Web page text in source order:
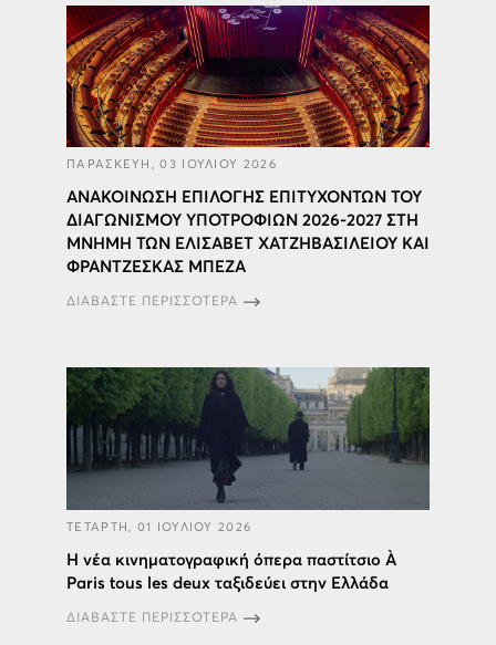
ΠΑΡΑΣΚΕΥΗ, 03 ΙΟΥΛΙΟΥ 2026
ΑΝΑΚΟΙΝΩΣΗ ΕΠΙΛΟΓΗΣ ΕΠΙΤΥΧΟΝΤΩΝ ΤΟΥ
ΔΙΑΓΩΝΙΣΜΟΥ ΥΠΟΤΡΟΦΙΩΝ 2026-2027 ΣΤΗ
ΜΝΗΜΗ ΤΩΝ ΕΛΙΣΑΒΕΤ ΧΑΤΖΗΒΑΣΙΛΕΙΟΥ ΚΑΙ
ΦΡΑΝΤZΕΣΚΑΣ ΜΠΕΖΑ
ΔΙΑΒΑΣΤΕ ΠΕΡΙΣΣΟΤΕΡΑ
ΤΕΤΑΡΤΗ, 01 ΙΟΥΛΙΟΥ 2026
Η νέα κινηματογραφική όπερα παστίτσιο À
Paris tous les deux ταξιδεύει στην Ελλάδα
ΔΙΑΒΑΣΤΕ ΠΕΡΙΣΣΟΤΕΡΑ